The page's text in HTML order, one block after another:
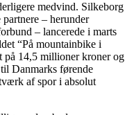
medvind. Silkeborg
– herunder
– lancerede i marts
“På mountainbike i
på 14,5 millioner kroner og
Danmarks førende
af spor i absolut